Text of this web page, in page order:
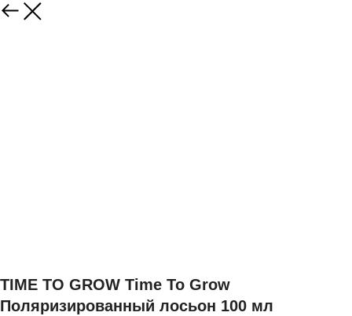
TIME TO GROW Time To Grow
Поляризированный лосьон 100 мл